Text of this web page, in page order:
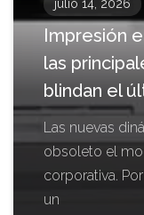
julio 14, 2026
Impresión
las
blindan el
Las nuevas
obsoleto el
corporativa.
un